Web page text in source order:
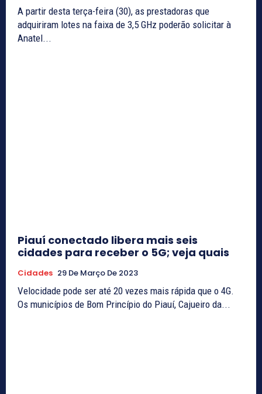
A partir desta terça-feira (30), as prestadoras que
adquiriram lotes na faixa de 3,5 GHz poderão solicitar à
Anatel...
Piauí conectado libera mais seis
cidades para receber o 5G; veja quais
Cidades 29 De Março De 2023
Velocidade pode ser até 20 vezes mais rápida que o 4G.
Os municípios de Bom Princípio do Piauí, Cajueiro da...